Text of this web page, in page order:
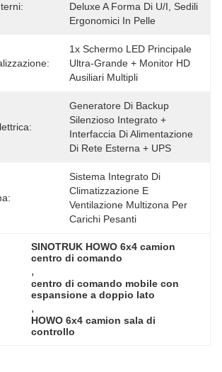
Deluxe A Forma Di U/I, Sedili
Ergonomici In Pelle
1x Schermo LED Principale
Ultra-Grande + Monitor HD
Ausiliari Multipli
Generatore Di Backup
Silenzioso Integrato +
Interfaccia Di Alimentazione
Di Rete Esterna + UPS
Sistema Integrato Di
Climatizzazione E
Ventilazione Multizona Per
Carichi Pesanti
SINOTRUK HOWO 6x4 camion
centro di comando
,
centro di comando mobile con
espansione a doppio lato
,
HOWO 6x4 camion sala di
controllo